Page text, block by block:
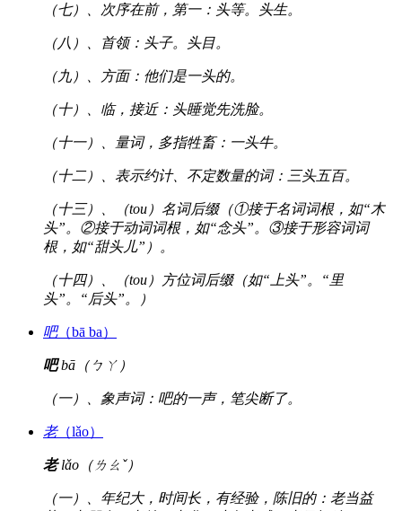
（七）、次序在前，第一：头等。头生。
（八）、首领：头子。头目。
（九）、方面：他们是一头的。
（十）、临，接近：头睡觉先洗脸。
（十一）、量词，多指牲畜：一头牛。
（十二）、表示约计、不定数量的词：三头五百。
（十三）、（tou）名词后缀（①接于名词词根，如“木
头”。②接于动词词根，如“念头”。③接于形容词词
根，如“甜头儿”）。
（十四）、（tou）方位词后缀（如“上头”。“里
头”。“后头”。）
吧（bā ba）
吧bā（ㄅㄚ）
（一）、象声词：吧的一声，笔尖断了。
老（lǎo）
老lǎo（ㄌㄠˇ）
（一）、年纪大，时间长，有经验，陈旧的：老当益